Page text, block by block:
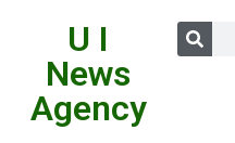
U I
News
Agency